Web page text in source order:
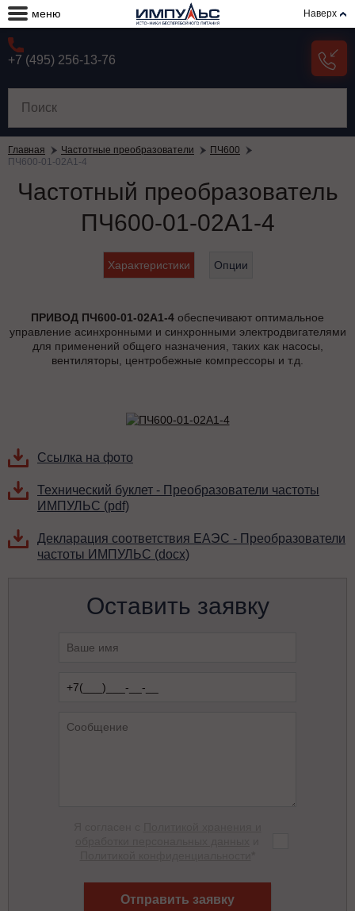
меню Наверх
+7 (495) 256-13-76
Главная Частотные преобразователи
ПЧ600
ПЧ600-01-02А1-4
Частотный преобразователь
ПЧ600-01-02А1-4
Характеристики Опции
ПРИВОД ПЧ600-01-02А1-4 обеспечивают оптимальное
управление асинхронными и синхронными электродвигателями
для применений общего назначения, таких как насосы,
вентиляторы, центробежные компрессоры и т.д.
Ссылка на фото
Технический буклет - Преобразователи частоты
ИМПУЛЬС (pdf)
Декларация соответствия ЕАЭС - Преобразователи
частоты ИМПУЛЬС (docx)
Оставить заявку
Отправить заявку